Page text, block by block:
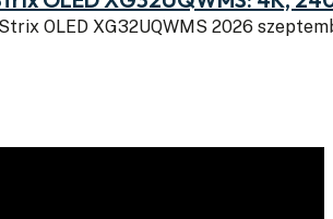
OLED XG32UQWMS 2026